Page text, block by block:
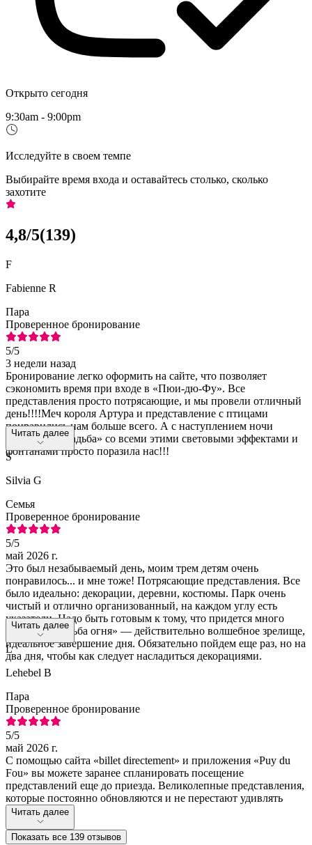
Открыто сегодня
9:30am - 9:00pm
Исследуйте в своем темпе
Выбирайте время входа и оставайтесь столько, сколько
захотите
4,8/5(139)
F
Fabienne R
Пара
Проверенное бронирование
5/5
3 недели назад
Бронирование легко оформить на сайте, что позволяет
сэкономить время при входе в «Пюи-дю-Фу». Все
представления просто потрясающие, и мы провели отличный
день!!!!Меч короля Артура и представление с птицами
понравились нам больше всего. А с наступлением ночи
«Огненная свадьба» со всеми этими световыми эффектами и
фонтанами просто поразила нас!!!
Читать далее
S
Silvia G
Семья
Проверенное бронирование
5/5
май 2026 г.
Это был незабываемый день, моим трем детям очень
понравилось... и мне тоже! Потрясающие представления. Все
было идеально: декорации, деревни, костюмы. Парк очень
чистый и отлично организованный, на каждом углу есть
указатели. Надо быть готовым к тому, что придется много
ходить. «Свадьба огня» — действительно волшебное зрелище,
идеальное завершение дня. Обязательно пойдем еще раз, но на
два дня, чтобы как следует насладиться декорациями.
Читать далее
L
Lehebel B
Пара
Проверенное бронирование
5/5
май 2026 г.
С помощью сайта «billet directement» и приложения «Puy du
Fou» вы можете заранее спланировать посещение
представлений еще до приезда. Великолепные представления,
которые постоянно обновляются и не перестают удивлять
Читать далее
Показать все 139 отзывов